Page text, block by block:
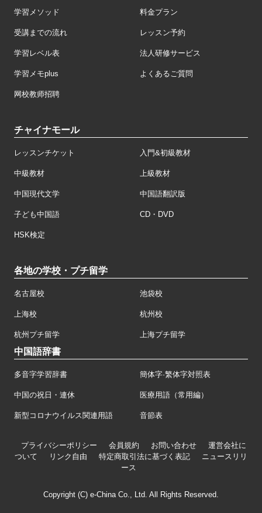
学習メソッド 料金プラン
受講までの流れ レッスン予約
学習レベル表 法人研修サービス
学習メモplus よくあるご質問
网校教师招聘
チャイナモール
レッスンチケット 入門&初級教材
中級教材 上級教材
中国現代文学 中国語翻訳版
子ども中国語 CD・DVD
HSK検定
各地の学校・プチ留学
名古屋校 池袋校
上海校 杭州校
杭州プチ留学 上海プチ留学
中国語辞書
多音字学習辞書 簡体字·繁体字対照表
中国の祝日・連休 医療用語（常用編）
新型コロナウイルス関連用語 音節表
プライバシーポリシー 会員規約 お問い合わせ
運営会社に
ついて
リンク自由 特定商取引法に基づく表記
ニュースリリ
ース
Copyright (C) e-China Co., Ltd. All Rights Reserved.